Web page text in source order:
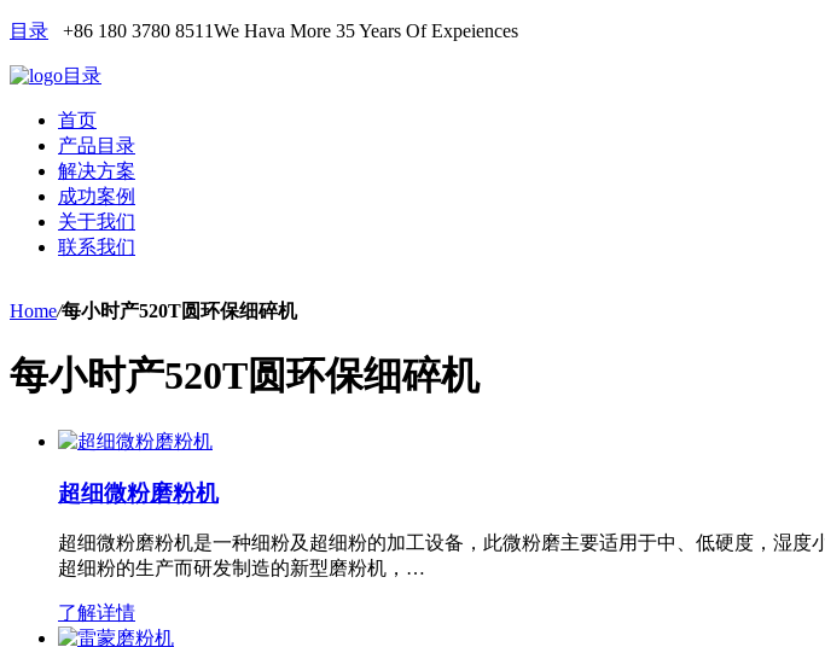
目录 +86 180 3780 8511We Hava More 35 Years Of Expeiences
目录
首页
产品目录
解决方案
成功案例
关于我们
联系我们
Home/每小时产520T圆环保细碎机
每小时产520T圆环保细碎机
超细微粉磨粉机
超细微粉磨粉机是一种细粉及超细粉的加工设备，此微粉磨主要适用于中、低硬度，湿
超细粉的生产而研发制造的新型磨粉机，…
了解详情